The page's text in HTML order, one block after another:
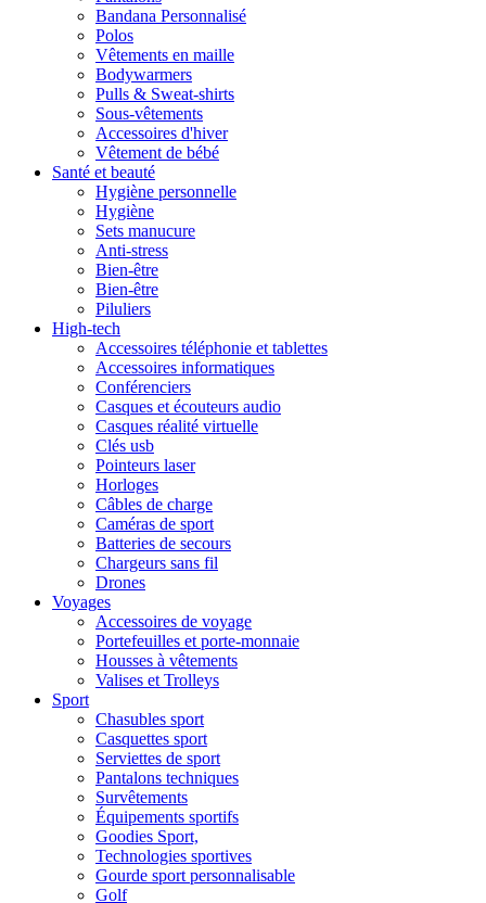
Bandana Personnalisé
Polos
Vêtements en maille
Bodywarmers
Pulls & Sweat-shirts
Sous-vêtements
Accessoires d'hiver
Vêtement de bébé
Santé et beauté
Hygiène personnelle
Hygiène
Sets manucure
Anti-stress
Bien-être
Bien-être
Piluliers
High-tech
Accessoires téléphonie et tablettes
Accessoires informatiques
Conférenciers
Casques et écouteurs audio
Casques réalité virtuelle
Clés usb
Pointeurs laser
Horloges
Câbles de charge
Caméras de sport
Batteries de secours
Chargeurs sans fil
Drones
Voyages
Accessoires de voyage
Portefeuilles et porte-monnaie
Housses à vêtements
Valises et Trolleys
Sport
Chasubles sport
Casquettes sport
Serviettes de sport
Pantalons techniques
Survêtements
Équipements sportifs
Goodies Sport,
Technologies sportives
Gourde sport personnalisable
Golf